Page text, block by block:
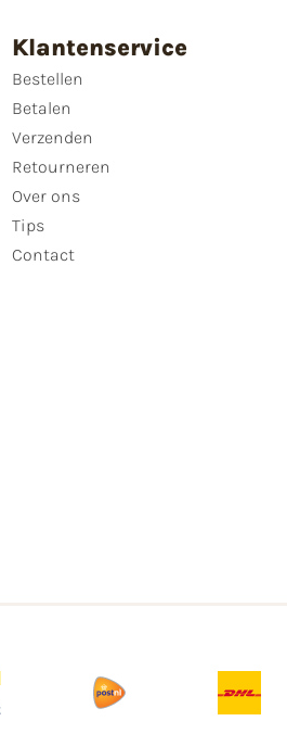
Klantenservice
Bestellen
Betalen
Verzenden
Retourneren
Over ons
Tips
Contact